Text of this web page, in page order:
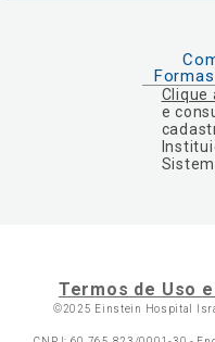
Clique
e
Termos de Uso
©2025 Einstein Hospital